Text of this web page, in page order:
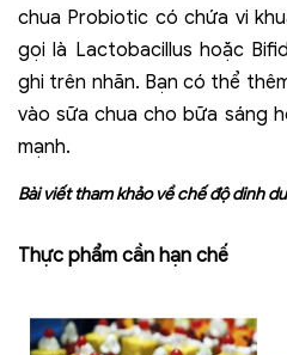
chua Probiotic có chứa vi
gọi là Lactobacillus hoặc
ghi trên nhãn. Bạn có thể
vào sữa chua cho bữa sáng
mạnh.
Bài viết tham khảo về chế độdinh
Thực phẩm cần hạn chế